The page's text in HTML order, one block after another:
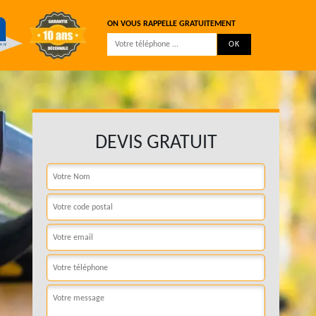
ON VOUS RAPPELLE GRATUITEMENT
DEVIS GRATUIT